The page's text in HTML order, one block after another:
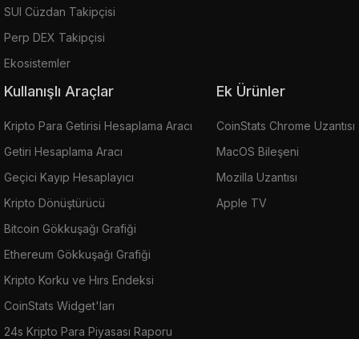
SUI Cüzdan Takipçisi
Perp DEX Takipçisi
Ekosistemler
Kullanışlı Araçlar
Kripto Para Getirisi Hesaplama Aracı
Getiri Hesaplama Aracı
Geçici Kayıp Hesaplayıcı
Kripto Dönüştürücü
Bitcoin Gökkuşağı Grafiği
Ethereum Gökkuşağı Grafiği
Kripto Korku ve Hırs Endeksi
CoinStats Widget'ları
24s Kripto Para Piyasası Raporu
Ek Ürünler
CoinStats Chrome Uzantısı
MacOS Bileşeni
Mozilla Uzantısı
Apple TV